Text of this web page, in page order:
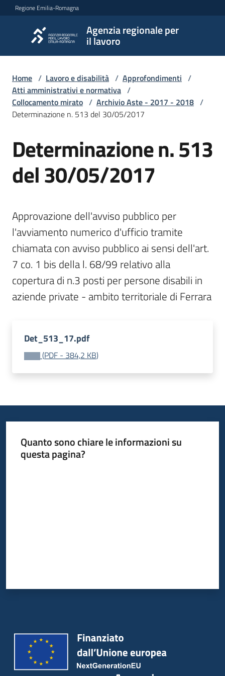
Vai al contenuto
Vai alla navigazione
Vai al footer
Regione Emilia-Romagna
Agenzia regionale per
il lavoro
Agenzia
regionale
per il
lavoro
L'Agenzia
Novità
I
centri
per
Lavoro
Home / Lavoro e disabilità / Approfondimenti /
Atti amministrativi e normativa /
Collocamento mirato / Archivio Aste - 2017 - 2018 /
Determinazione n. 513 del 30/05/2017
Determinazione n. 513
del 30/05/2017
Approvazione dell'avviso pubblico per
l'avviamento numerico d'ufficio tramite
chiamata con avviso pubblico ai sensi dell'art.
7 co. 1 bis della l. 68/99 relativo alla
copertura di n.3 posti per persone disabili in
Det_513_17.pdf
(PDF - 384,2 KB)
Quanto sono chiare le informazioni su
questa pagina?